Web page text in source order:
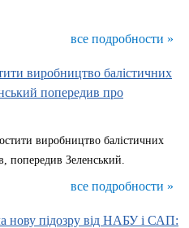
все подробности »
виробництво балістичних
попередив про
виробництво балістичних
попередив Зеленський.
все подробности »
нову підозру від НАБУ і САП: